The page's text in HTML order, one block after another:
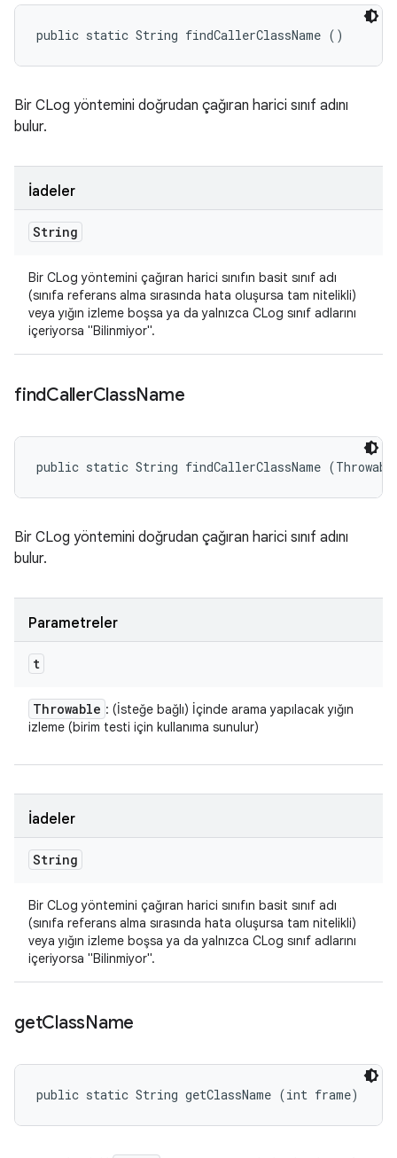
public static String findCallerClassName ()
Bir CLog yöntemini doğrudan çağıran harici sınıf adını
bulur.
İadeler
String
Bir CLog yöntemini çağıran harici sınıfın basit sınıf adı
(sınıfa referans alma sırasında hata oluşursa tam nitelikli)
veya yığın izleme boşsa ya da yalnızca CLog sınıf adlarını
içeriyorsa "Bilinmiyor".
findCallerClassName
public static String findCallerClassName
Bir CLog yöntemini doğrudan çağıran harici sınıf adını
bulur.
Parametreler
t
Throwable : (İsteğe bağlı) İçinde arama yapılacak yığın
izleme (birim testi için kullanıma sunulur)
İadeler
String
Bir CLog yöntemini çağıran harici sınıfın basit sınıf adı
(sınıfa referans alma sırasında hata oluşursa tam nitelikli)
veya yığın izleme boşsa ya da yalnızca CLog sınıf adlarını
içeriyorsa "Bilinmiyor".
getClassName
public static String getClassName (int frame)